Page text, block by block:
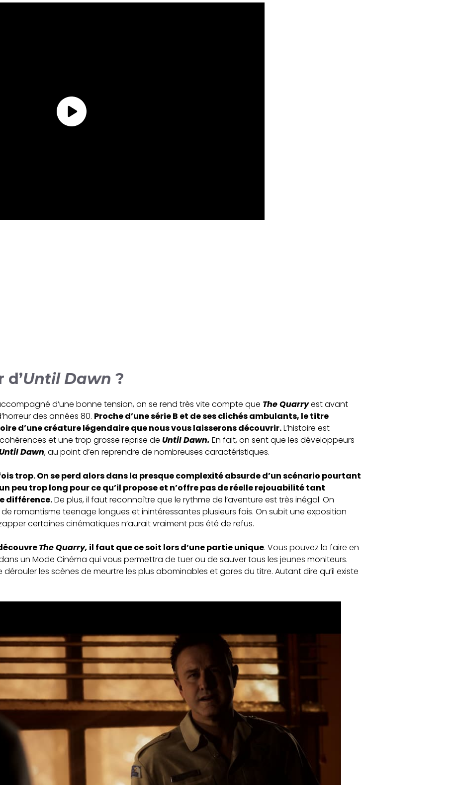
Until Dawn ?
d’une bonne tension, on se rend très vite compte que The Quarryest avant
des années 80. Proche d’une série B et de ses clichés ambulants, le titre
d’une créature légendaire que nous vous laisserons découvrir.L’histoire est
et une trop grosse reprise de Until Dawn. En fait, on sent que les développeurs
Dawn, au point d’en reprendre de nombreuses caractéristiques.
trop. Onse perd alors dans la presque complexité absurde d’un scénario pourtant
peu trop long pour ce qu’il propose et n’offre pas de réelle rejouabilité tant
différence.De plus, il faut reconnaître que le rythme de l’aventure est très inégal. On
romantisme teenage longues et inintéressantes plusieurs fois. On subit une exposition
certaines cinématiques n’aurait vraiment pas été de refus.
The Quarry, il faut que ce soit lors d’une partie unique. Vous pouvez la faire en
un Mode Cinéma qui vous permettra de tuer ou de sauver tous les jeunes moniteurs.
les scènes de meurtre les plus abominables et gores du titre. Autant dire qu’il existe